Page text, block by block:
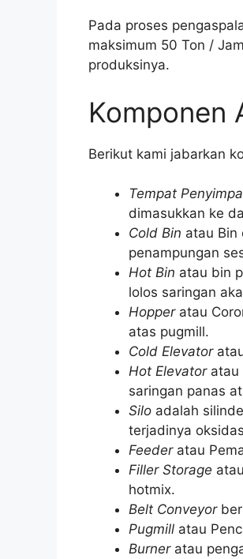
Pada proses
maksimum 50 Ton /
produksinya.
Komponen
Berikut kami jabarkan
Tempat
dimasukkan ke
Cold Bin atau Bin
penampungan
Hot Bin atau bin
lolos saringan
Hopper atau
atas pugmill.
Cold Elevator
Hot Elevator atau
saringan panas
Silo adalah
terjadinya
Feederatau
Filler Storage
hotmix.
Belt Conveyor
Pugmill atau
Burneratau